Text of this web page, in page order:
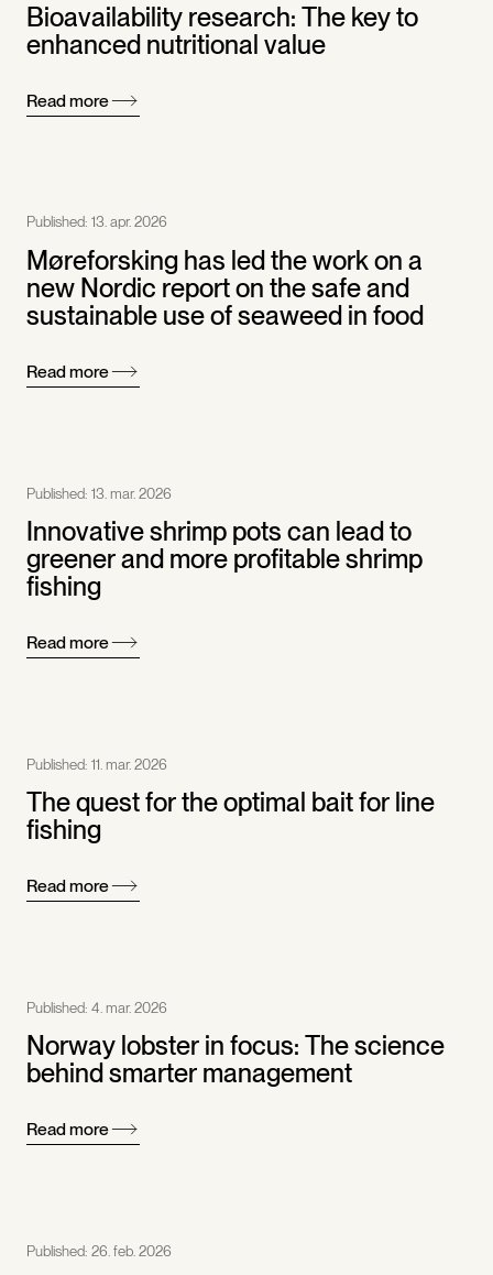
Bioavailability research: The key to
enhanced nutritional value
Read more
Published: 13. apr. 2026
Møreforsking has led the work on a
new Nordic report on the safe and
sustainable use of seaweed in food
Read more
Published: 13. mar. 2026
Innovative shrimp pots can lead to
greener and more profitable shrimp
fishing
Read more
Published: 11. mar. 2026
The quest for the optimal bait for line
fishing
Read more
Published: 4. mar. 2026
Norway lobster in focus: The science
behind smarter management
Read more
Published: 26. feb. 2026